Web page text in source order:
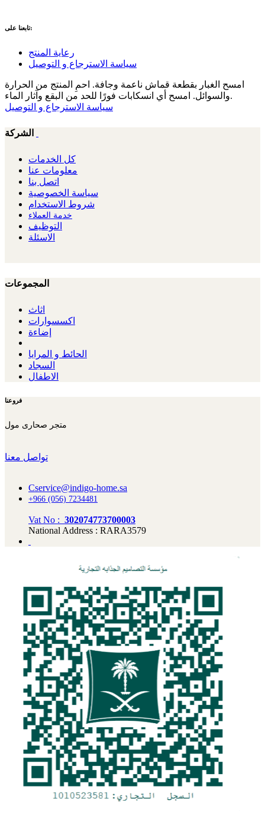
تابعنا على:
رعاية المنتج
سياسة الاسترجاع و التوصيل
امسح الغبار بقطعة قماش ناعمة وجافة. احمِ المنتج من الحرارة
والسوائل. امسح أي انسكابات فورًا للحد من البقع وآثار الماء.
سياسة الاسترجاع و التوصيل
الشركة
كل الخدمات
معلومات عنا
اتصل بنا
سياسة الخصوصية
شروط الاستخدام
خدمة العملاء
التوظيف
الاسئلة
المجموعات
اثاث
اكسسوارات
إضاءة
الحائط و المرايا
السجاد
الاطفال
فروعنا
تواصل معنا
Cservice@indigo-home.sa
+966 (056) 7234481
Vat No : 302074773700003
National Address : RARA3579